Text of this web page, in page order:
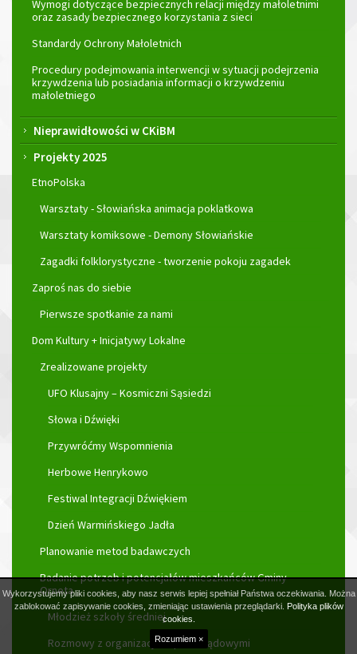
Wymogi dotyczące bezpiecznych relacji między małoletnimi
oraz zasady bezpiecznego korzystania z sieci
Standardy Ochrony Małoletnich
Procedury podejmowania interwencji w sytuacji podejrzenia
krzywdzenia lub posiadania informacji o krzywdzeniu
małoletniego
Nieprawidłowości w CKiBM
Projekty 2025
EtnoPolska
Warsztaty - Słowiańska animacja poklatkowa
Warsztaty komiksowe - Demony Słowiańskie
Zagadki folklorystyczne - tworzenie pokoju zagadek
Zaproś nas do siebie
Pierwsze spotkanie za nami
Dom Kultury + Inicjatywy Lokalne
Zrealizowane projekty
UFO Klusajny – Kosmiczni Sąsiedzi
Słowa i Dźwięki
Przywróćmy Wspomnienia
Herbowe Henrykowo
Festiwal Integracji Dźwiękiem
Dzień Warmińskiego Jadła
Planowanie metod badawczych
Badanie potrzeb i potencjałów mieszkańców Gminy
Orneta
Młodzież szkoły średniej
Rozmowy z organizacjami pozarządowymi
Wykorzystujemy pliki cookies, aby nasz serwis lepiej spełniał Państwa oczekiwania. Można
zablokować zapisywanie cookies, zmieniając ustawienia przeglądarki. Polityka plików
cookies.
Rozumiem ×